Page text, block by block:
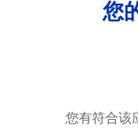
您
您有符合该